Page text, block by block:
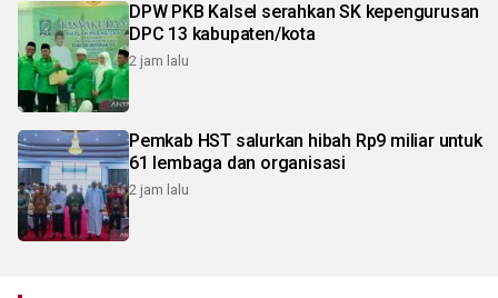
DPW PKB Kalsel serahkan SK kepengurusan
DPC 13 kabupaten/kota
2 jam lalu
Pemkab HST salurkan hibah Rp9 miliar untuk
61 lembaga dan organisasi
2 jam lalu